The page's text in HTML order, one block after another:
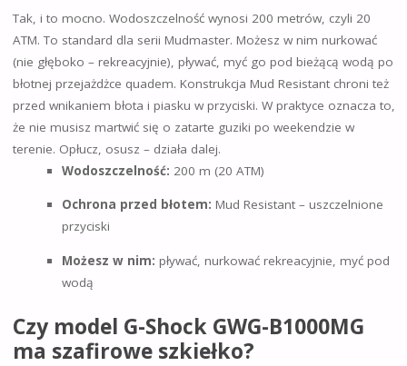
Tak, i to mocno. Wodoszczelność wynosi 200 metrów, czyli 20
ATM. To standard dla serii Mudmaster. Możesz w nim nurkować
(nie głęboko – rekreacyjnie), pływać, myć go pod bieżącą wodą po
błotnej przejażdżce quadem. Konstrukcja Mud Resistant chroni też
przed wnikaniem błota i piasku w przyciski. W praktyce oznacza to,
że nie musisz martwić się o zatarte guziki po weekendzie w
terenie. Opłucz, osusz – działa dalej.
Wodoszczelność: 200 m (20 ATM)
Ochrona przed błotem: Mud Resistant – uszczelnione
przyciski
Możesz w nim: pływać, nurkować rekreacyjnie, myć pod
wodą
Czy model G-Shock GWG-B1000MG
ma szafirowe szkiełko?